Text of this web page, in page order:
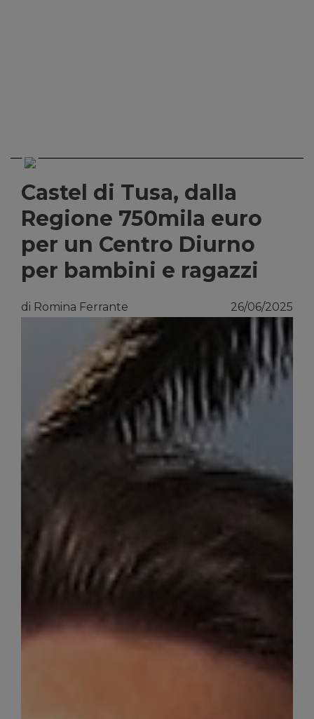
Castel di Tusa, dalla
Regione 750mila euro
per un Centro Diurno
per bambini e ragazzi
di Romina Ferrante 26/06/2025